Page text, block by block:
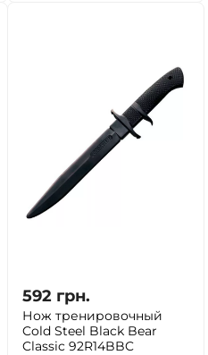
592 грн.
Нож тренировочный
Cold Steel Black Bear
Classic 92R14BBC